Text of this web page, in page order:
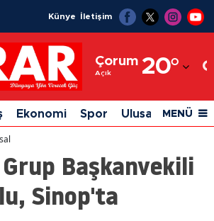
Künye İletişim
Çorum
Açık 20°
Adıyaman
Afyonkarahisar
Ağrı
Amasya
Ekonomi Spor Ulusal Siyaset
MENÜ
Başkanvekili
Sinop'ta